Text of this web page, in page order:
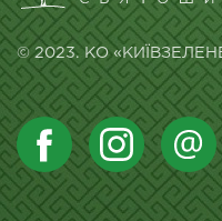
© 2023. КО